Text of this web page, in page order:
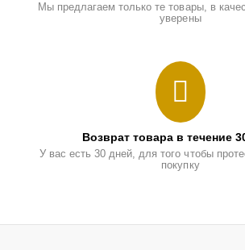
Мы предлагаем только те товары, в
уверены
Возврат товара в течение
У вас есть 30 дней, для того чтобы
покупку